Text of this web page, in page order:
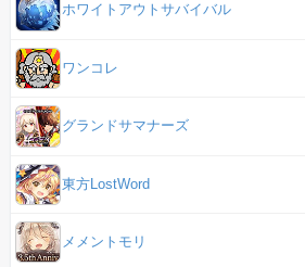
ホワイトアウトサバイバル
ワンコレ
グランドサマナーズ
東方LostWord
メメントモリ